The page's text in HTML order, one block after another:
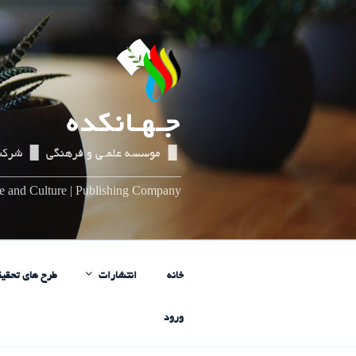
رفتن
جـهـانکده
▌▐ موسسه علمـی و فرهنگی ▌▐
and Culture | Publishing Company
خانه انتشارات طرح های
ورود